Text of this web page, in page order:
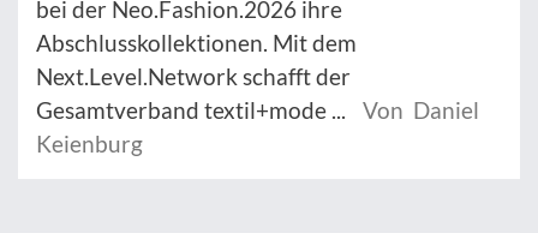
bei der Neo.Fashion.2026 ihre
Abschlusskollektionen. Mit dem
Next.Level.Network schafft der
Gesamtverband textil+mode ...
Von Daniel
Keienburg